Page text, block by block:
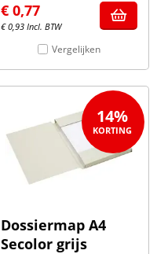
€ 0,77
€0,93 Incl. BTW
Vergelijken
Dossiermap A4
Secolor grijs
14%